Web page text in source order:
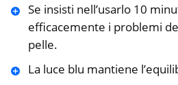
Se insisti nell’usarlo 10
efficacemente i problemi
pelle.
La luce blu mantiene